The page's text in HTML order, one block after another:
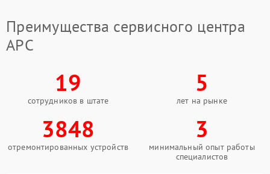
Преимущества сервисного центра
APC
19
сотрудников в штате
5
лет на рынке
3848
отремонтированных устройств
3
минимальный опыт работы
специалистов